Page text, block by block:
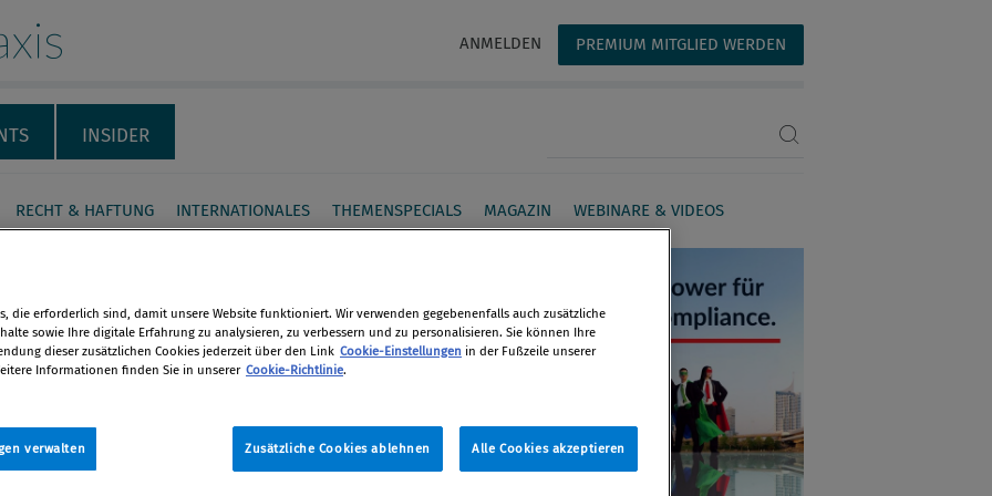
ANMELDEN PREMIUM MITGLIED WERDEN
INSIDER
RECHT & HAFTUNG INTERNATIONALES THEMENSPECIALS MAGAZIN WEBINARE & VIDEOS
Kriterien für
Banken
Bankenausschusses fünf
die "Systemrelevanz" von Banken
die erforderlich sind, damit unsere Website funktioniert. Wir verwenden gegebenenfalls auch zusätzliche
sowie Ihre digitale Erfahrung zu analysieren, zu verbessern und zu personalisieren. Sie können Ihre
dieser zusätzlichen Cookies jederzeit über den Link Cookie-Einstellungen in der Fußzeile unserer
Informationen finden Sie in unserer Cookie-Richtlinie.
Zusätzliche Cookies ablehnen Alle Cookies akzeptieren
verwalten